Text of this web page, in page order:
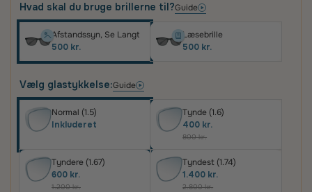
Hvad skal du bruge brillerne til?Guide
Afstandssyn, Se Langt
500 kr.
Læsebrille
500 kr.
Vælg glastykkelse:Guide
Normal (1.5)
Inkluderet
Tynde (1.6)
400 kr.
800 kr.
Tyndere (1.67)
600 kr.
1.200 kr.
Tyndest (1.74)
1.400 kr.
2.800 kr.